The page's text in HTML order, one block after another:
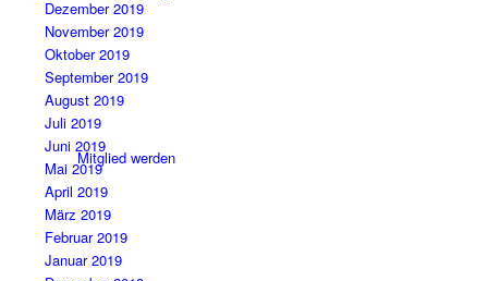
Mitglied werden
Dezember 2019
November 2019
Oktober 2019
September 2019
August 2019
Juli 2019
Juni 2019
Mai 2019
April 2019
März 2019
Februar 2019
Januar 2019